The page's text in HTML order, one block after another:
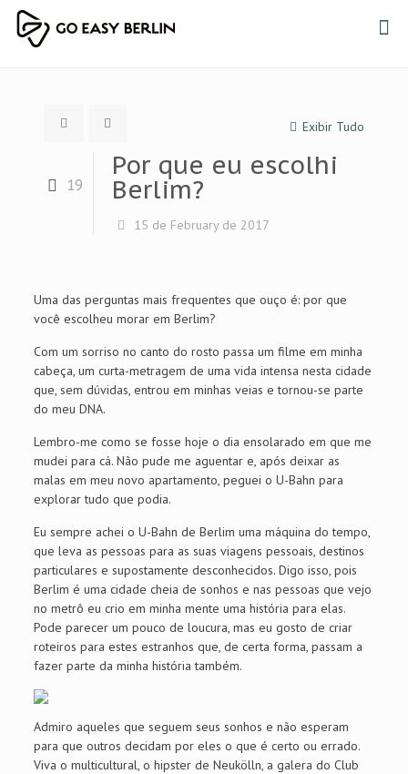
Exibir Tudo
19
Por que eu escolhi
Berlim?
15 de February de 2017
Uma das perguntas mais frequentes que ouço é: por que
você escolheu morar em Berlim?
Com um sorriso no canto do rosto passa um filme em minha
cabeça, um curta-metragem de uma vida intensa nesta cidade
que, sem dúvidas, entrou em minhas veias e tornou-se parte
do meu DNA.
Lembro-me como se fosse hoje o dia ensolarado em que me
mudei para cá. Não pude me aguentar e, após deixar as
malas em meu novo apartamento, peguei o U-Bahn para
explorar tudo que podia.
Eu sempre achei o U-Bahn de Berlim uma máquina do tempo,
que leva as pessoas para as suas viagens pessoais, destinos
particulares e supostamente desconhecidos. Digo isso, pois
Berlim é uma cidade cheia de sonhos e nas pessoas que vejo
no metrô eu crio em minha mente uma história para elas.
Pode parecer um pouco de loucura, mas eu gosto de criar
roteiros para estes estranhos que, de certa forma, passam a
fazer parte da minha história também.
Admiro aqueles que seguem seus sonhos e não esperam
para que outros decidam por eles o que é certo ou errado.
Viva o multicultural, o hipster de Neukölln, a galera do Club